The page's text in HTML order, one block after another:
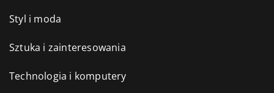
Styl i moda
Sztuka i zainteresowania
Technologia i komputery